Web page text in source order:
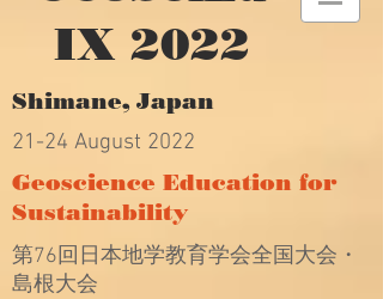
IX 2022
Shimane, Japan
21-24 August 2022
Geoscience Education for
Sustainability
第76回日本地学教育学会全国大会・
島根大会